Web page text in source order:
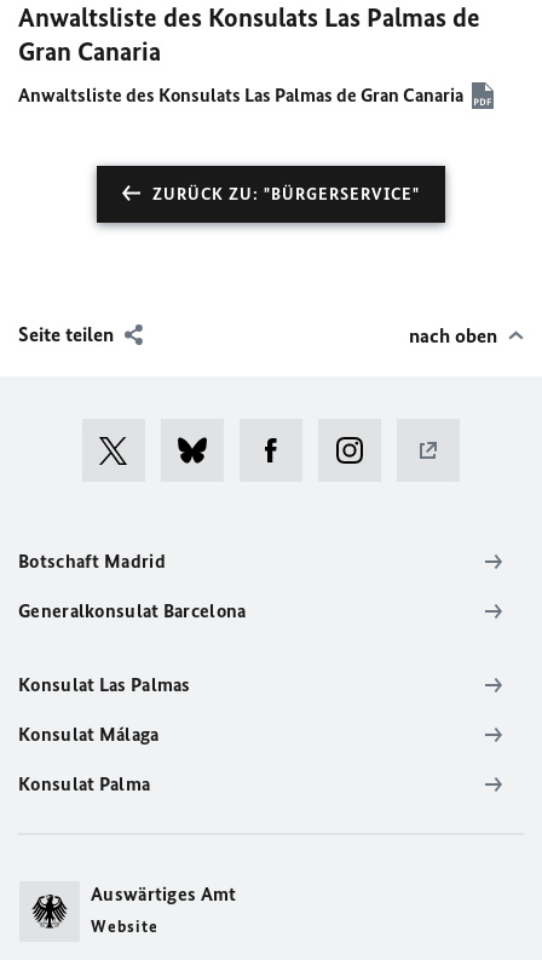
Anwaltsliste des Konsulats Las Palmas de
Gran Canaria
Anwaltsliste des Konsulats Las Palmas de Gran Canaria
ZURÜCK ZU: "BÜRGERSERVICE"
Seite teilen nach oben
Botschaft Madrid
Generalkonsulat Barcelona
Konsulat Las Palmas
Konsulat Málaga
Konsulat Palma
Auswärtiges Amt
Website